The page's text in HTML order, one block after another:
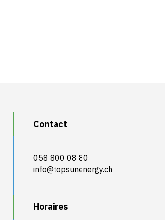
Contact
058 800 08 80
info@topsunenergy.ch
Horaires